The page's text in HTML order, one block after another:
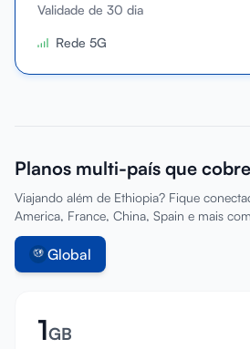
Validade de 30 dia
Rede 5G
Planos multi-país que
Viajando além de Ethiopia? Fique
America, France, China, Spain e mais
Global
1GB